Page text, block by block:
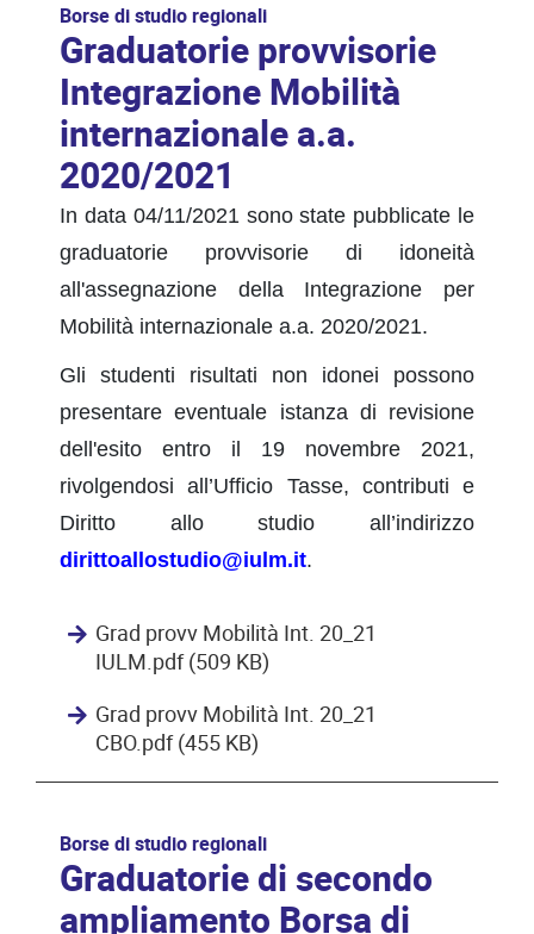
Borse di studio regionali
Graduatorie provvisorie
Integrazione Mobilità
internazionale a.a.
2020/2021
In data 04/11/2021 sono state pubblicate le
graduatorie provvisorie di idoneità
all'assegnazione della Integrazione per
Mobilità internazionale a.a. 2020/2021.
Gli studenti risultati non idonei possono
presentare eventuale istanza di revisione
dell'esito entro il 19 novembre 2021,
rivolgendosi all’Ufficio Tasse, contributi e
Diritto allo studio all’indirizzo
dirittoallostudio@iulm.it.
Grad provv Mobilità Int. 20_21
IULM.pdf (509 KB)
Grad provv Mobilità Int. 20_21
CBO.pdf (455 KB)
Borse di studio regionali
Graduatorie di secondo
ampliamento Borsa di